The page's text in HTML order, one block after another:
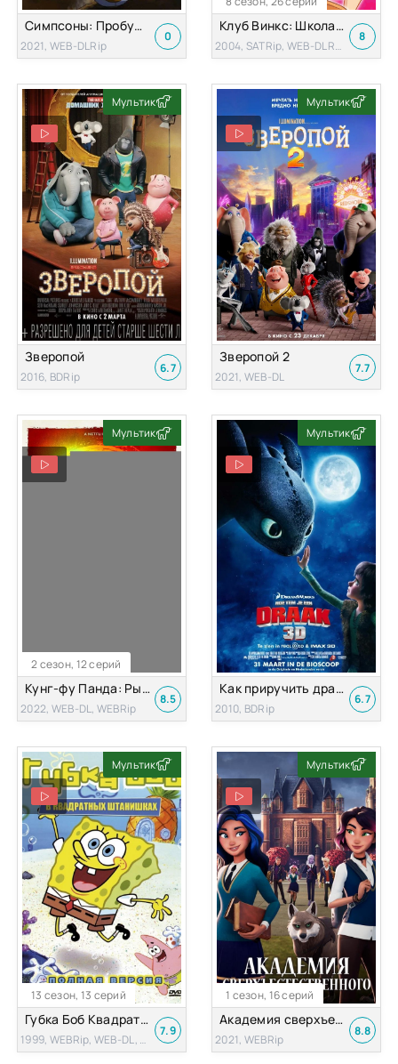
Симпсоны: Пробуждение силы после тихого часа
2021, WEB-DLRip
0
Клуб Винкс: Школа волшебниц
2004, SATRip, WEB-DLRip, WEBRip, DVDRip
8
Мультик
Зверопой
2016, BDRip
6.7
Мультик
Зверопой 2
2021, WEB-DL
7.7
Мультик
2 сезон, 12 серий
Кунг-фу Панда: Рыцарь дракона
2022, WEB-DL, WEBRip
8.5
Мультик
Как приручить дракона
2010, BDRip
6.7
Мультик
13 сезон, 13 серий
Губка Боб Квадратные Штаны
1999, WEBRip, WEB-DL, DVDRip, SATRip
7.9
Мультик
1 сезон, 16 серий
Академия сверхъестественного
2021, WEBRip
8.8